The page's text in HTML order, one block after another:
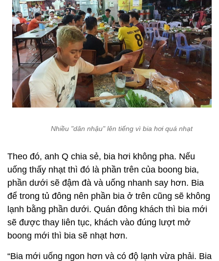
Nhiều "dân nhậu" lên tiếng vì bia hơi quá nhạt
Theo đó, anh Q chia sẻ, bia hơi không pha. Nếu
uống thấy nhạt thì đó là phần trên của boong bia,
phần dưới sẽ đậm đà và uống nhanh say hơn. Bia
để trong tủ đông nên phần bia ở trên cũng sẽ không
lạnh bằng phần dưới. Quán đông khách thì bia mới
sẽ được thay liên tục, khách vào đúng lượt mở
boong mới thì bia sẽ nhạt hơn.
“Bia mới uống ngon hơn và có độ lạnh vừa phải. Bia